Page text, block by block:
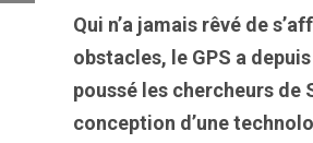
Qui n’a jamais rêvé de
obstacles, le GPS a
poussé les chercheurs de
conception d’une